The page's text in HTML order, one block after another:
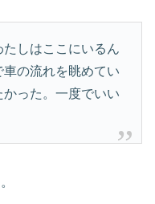
しはここにいるん
の流れを眺めてい
った。一度でいい